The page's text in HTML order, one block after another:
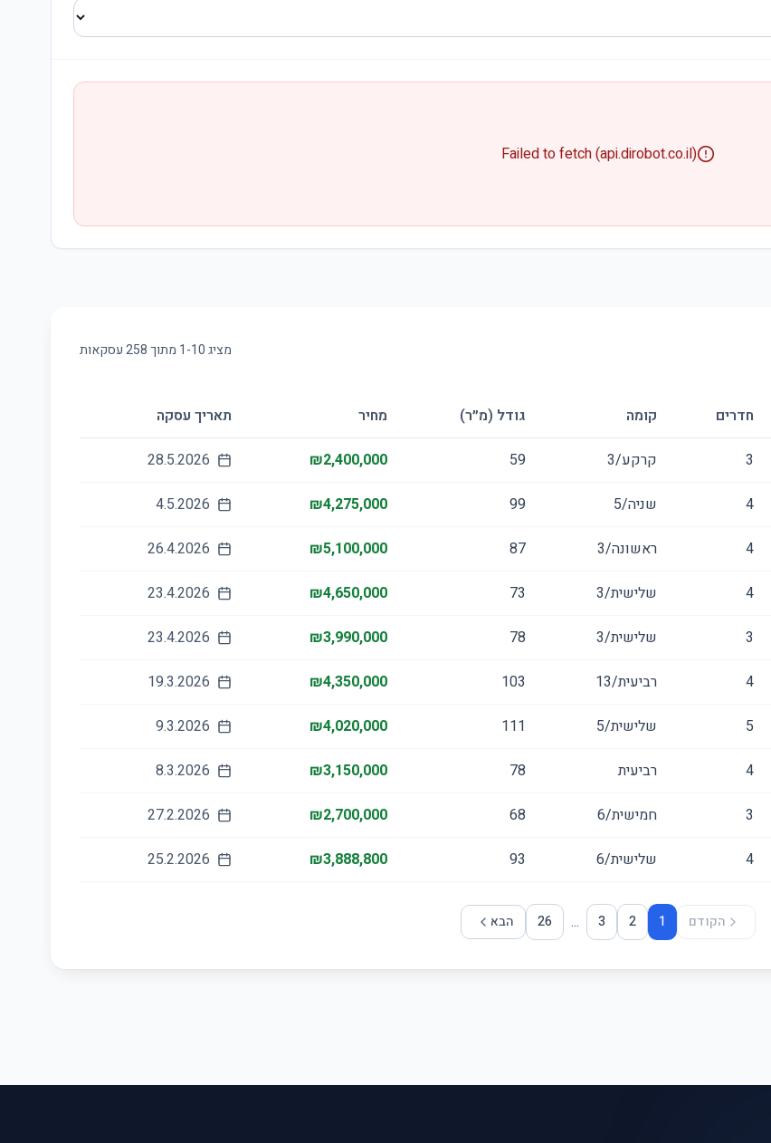
Failed to fetch (api.dirobot.co.il)
מציג 1-10 מתוך258עסקאות
חדרים קומה גודל (מ״ר) מחיר תאריך עסקה
3 קרקע/3 59
₪2,400,000
28.5.2026
4 שניה/5 99
₪4,275,000
4.5.2026
4 ראשונה/3 87
₪5,100,000
26.4.2026
4 שלישית/3 73
₪4,650,000
23.4.2026
3 שלישית/3 78
₪3,990,000
23.4.2026
4 רביעית/13 103
₪4,350,000
19.3.2026
5 שלישית/5 111
₪4,020,000
9.3.2026
4 רביעית 78
₪3,150,000
8.3.2026
3 חמישית/6 68
₪2,700,000
27.2.2026
4 שלישית/6 93
₪3,888,800
25.2.2026
הקודם 1
2
3
...
26 הבא